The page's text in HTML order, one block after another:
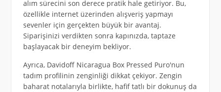
alım sürecini son derece pratik hale getiriyor. Bu,
özellikle internet üzerinden alışveriş yapmayı
sevenler için gerçekten büyük bir avantaj.
Siparişinizi verdikten sonra kapınızda, taptaze
başlayacak bir deneyim bekliyor.
Ayrıca, Davidoff Nicaragua Box Pressed Puro'nun
tadım profilinin zenginliği dikkat çekiyor. Zengin
baharat notalarıyla birlikte, hafif tatlı bir dokunuş da